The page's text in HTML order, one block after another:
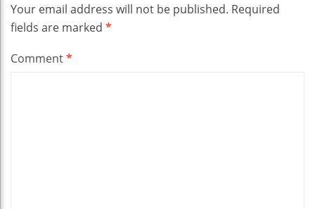
Your email address will not be published. Required
fields are marked *
Comment*